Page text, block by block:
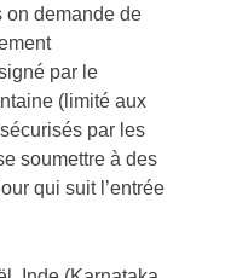
on demande de
par le
(limité aux
par les
soumettre à des
qui suit l’entrée